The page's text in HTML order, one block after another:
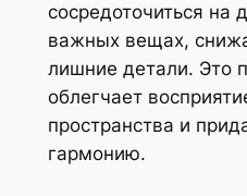
сосредоточиться на
важных вещах,
лишние детали. Это
облегчает
пространства и
гармонию.